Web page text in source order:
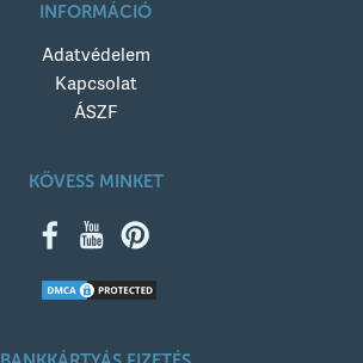
INFORMÁCIÓ
Adatvédelem
Kapcsolat
ÁSZF
KÖVESS MINKET